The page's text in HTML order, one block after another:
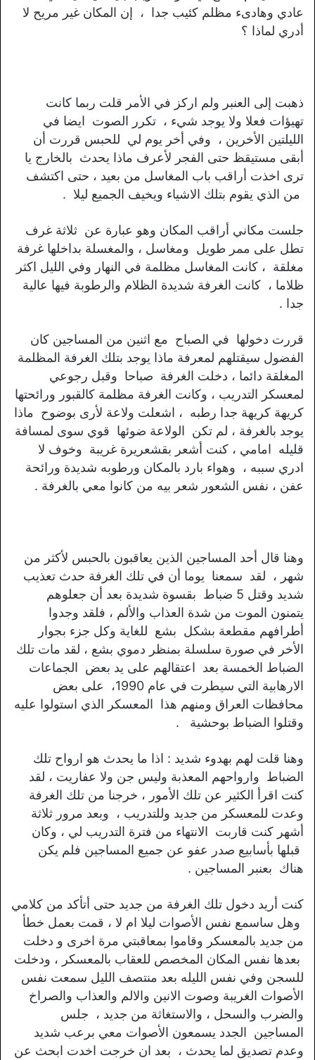
عادي وهادىء مظلم كئيب جدا ، إن المكان غير مريح لا
أدري لماذا ؟
ذهبت إلى العنبر ولم اركز في الأمر قلت ربما كانت
تهيؤات فعلا ولا يوجد شيء ، تكرر الصوت ايضا في
الليلتين الأخرين ، وفي أخر يوم لي للحبس قررت أن
أبقى مستيقظ حتى الفجر لأعرف ماذا يحدث بالخارج يا
ترى اخذت أراقب باب المغاسل من بعيد ، حتى اكتشف
من الذي يقوم بتلك الاشياء ويخيف الجميع ليلا .
جلست مكاني أراقب المكان وهو عبارة عن ثلاثة غرف
تطل على ممر طويل ومغاسل ، والمغسلة بداخلها غرفة
مغلقة ، كانت المغاسل مظلمة في النهار وفي الليل اكثر
ظلاما ، كانت الغرفة شديدة الظلام والرطوبة فيها عالية
جدا .
قررت دخولها في الصباح مع اثنين من المساجين كان
الفضول سيقتلهم لمعرفة ماذا يوجد بتلك الغرفة المظلمة
المغلقة دائما ، دخلت الغرفة صباحا وقبل رجوعي
لمعسكر التدريب ، وكانت الغرفة مظلمة كالقبور ورائحتها
كريهة كريهة جدا رطبه ، اشعلت ولاعة لأرى بوضوح ماذا
يوجد بالغرفة ، لم تكن الولاعة ضوئها قوي سوى لمسافة
قليله امامي ، كنت أشعر بقشعريرة غريبة وخوف لا
ادري سببه ، وهواء بارد بالمكان ورطوبه شديدة ورائحة
عفن ، نفس الشعور شعر بيه من كانوا معي بالغرفة .
وهنا قال أحد المساجين الذين يعاقبون بالحبس لأكثر من
شهر ، لقد سمعنا يوما أن في تلك الغرفة حدث تعذيب
شديد وقتل 5 ضباط بقسوة شديدة بعد أن جعلوهم
يتمنون الموت من شدة العذاب والألم ، فلقد وجدوا
أطرافهم مقطعة بشكل بشع للغاية وكل جزء بجوار
الأخر في صورة سلسلة بمنظر دموي بشع ، لقد مات تلك
الضباط الخمسة بعد اعتقالهم على يد بعض الجماعات
الارهابية التي سيطرت في عام 1990، على بعض
محافظات العراق ومنهم هذا المعسكر الذي استولوا عليه
وقتلوا الضباط بوحشية .
وهنا قلت لهم بهدوء شديد : اذا ما يحدث هو ارواح تلك
الضباط وارواحهم المعذبة وليس جن ولا عفاريت ، لقد
كنت اقرأ الكثير عن تلك الأمور ، خرجنا من تلك الغرفة
وعدت للمعسكر من جديد وللتدريب ، وبعد مرور ثلاثة
أشهر كنت قاربت الانتهاء من فترة التدريب لي ، وكان
قبلها بأسابيع صدر عفو عن جميع المساجين فلم يكن
هناك بعنبر المساجين .
كنت أريد دخول تلك الغرفة من جديد حتى أتأكد من كلامي
وهل ساسمع نفس الأصوات ليلا ام لا ، قمت بعمل خطأ
من جديد بالمعسكر وقاموا بمعاقبتي مرة اخرى و دخلت
بعدها نفس المكان المخصص للعقاب بالمعسكر ، ودخلت
للسجن وفي نفس الليله بعد منتصف الليل سمعت نفس
الأصوات الغريبة وصوت الانين والالم والعذاب والصراخ
والضرب والسحل ، والاستغاثة من جديد ، جلس
المساجين الجدد يسمعون الأصوات معي برعب شديد
وعدم تصديق لما يحدث ، بعد ان خرجت اخدت ابحث عن